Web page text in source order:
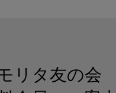
リタ友の会